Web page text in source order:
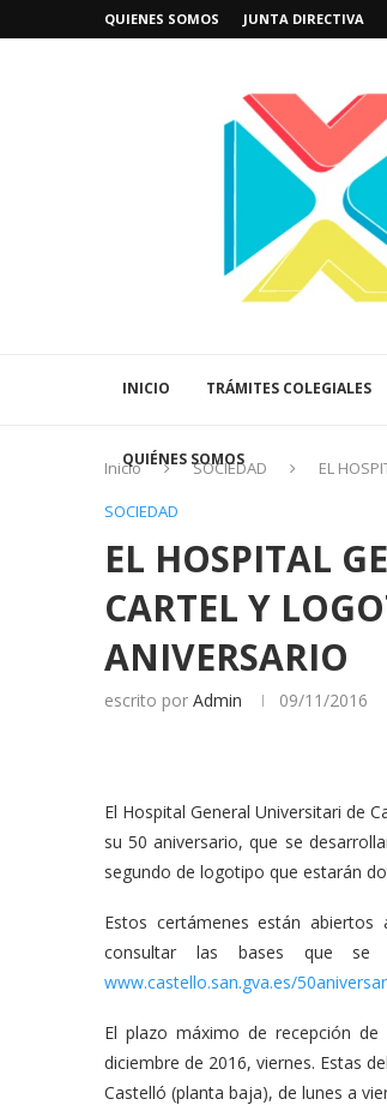
QUIENES SOMOS JUNTA DIRECTIVA
INICIO TRÁMITES COLEGIALES
QUIÉNES SOMOS
Inicio SOCIEDAD
EL
SOCIEDAD
EL HOSPITAL
CARTEL Y
ANIVERSARIO
escrito por Admin 09/11/2016
El Hospital General Universitari de
su 50 aniversario, que se
segundo de logotipo que estarán
Estos certámenes están
consultar las bases que
www.castello.san.gva.es/
El plazo máximo de recepción
diciembre de 2016, viernes. Estas
Castelló (planta baja), de lunes a